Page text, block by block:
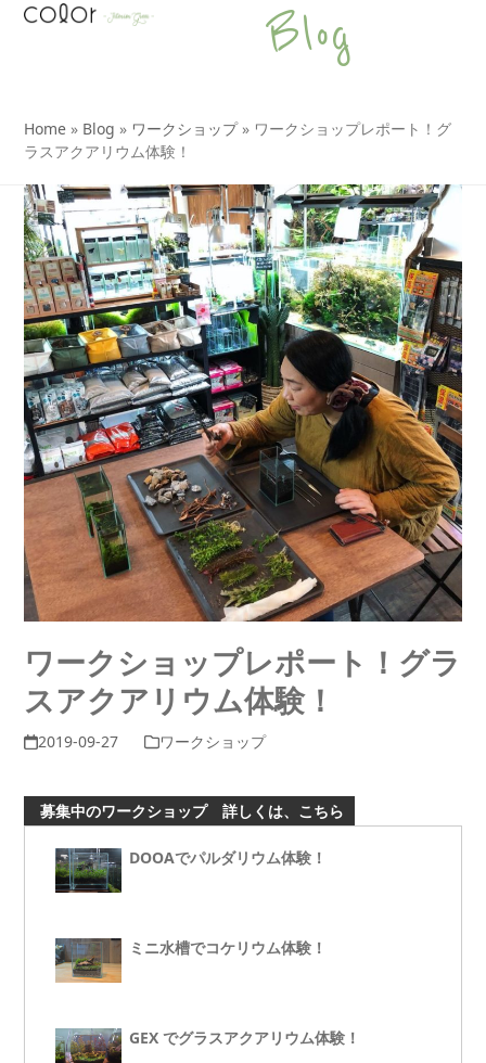
SkipOpen
Close
Blog
Home » Blog » ワークショップ» ワークショップレポート！グ
ラスアクアリウム体験！
ワークショップレポート！グラ
スアクアリウム体験！
2019-09-27 ワークショップ
募集中のワークショップ 詳しくは、こちら
DOOAでパルダリウム体験！
ミニ水槽でコケリウム体験！
GEX でグラスアクアリウム体験！